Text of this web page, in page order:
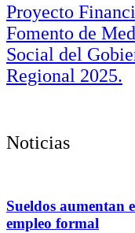
Proyecto
Fomento de
Social del
Regional 2025.
Noticias
Sueldos aumentan
empleo formal